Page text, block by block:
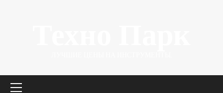
меню